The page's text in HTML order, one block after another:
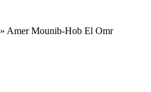
» Amer Mounib-Hob El Omr